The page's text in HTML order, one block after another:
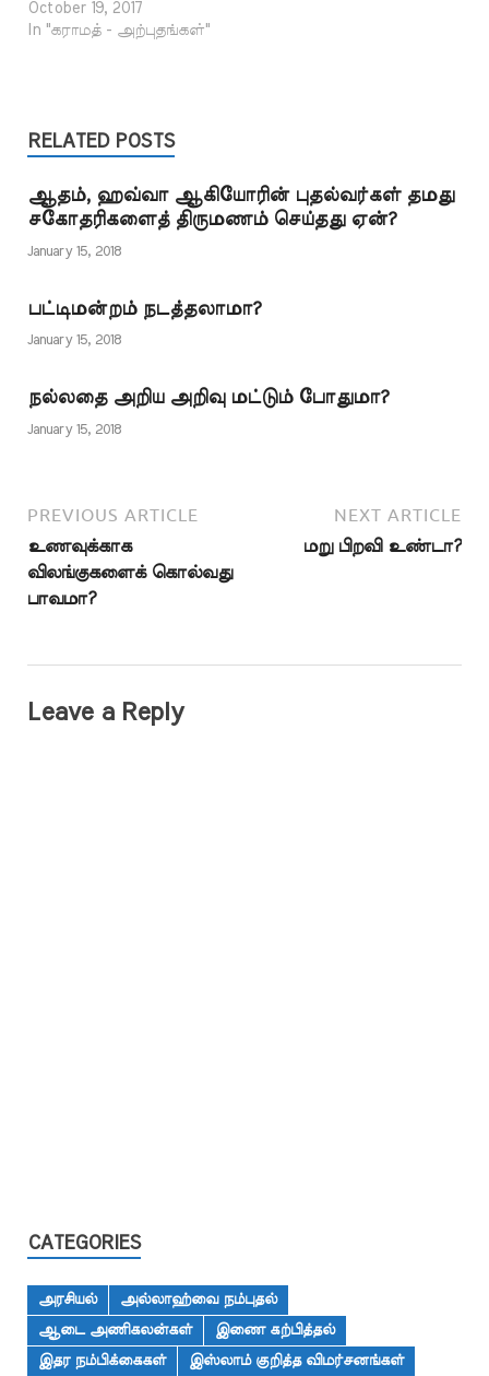
அரபி பதம் தெளிவாகத்
தெரியும் வகையில்
எடுத்துக் கொள்ளத்…
நடைகளும்
காணப்படுகின்றன.
ஓவ்வொரு…
எழுதப்பட்டிருப்பது
உண்மையா? ஃபைசல்
மீன் உடம்பில் லாயிலாஹ்
இல்லல்லாஹ் என்று
எழுதப்பட்டிருந்தது
என்றும், வானத்தில்
அல்லாஹ் என்ற
வார்த்தையின் வடிவில்
போன்று பல செய்திகள்
மக்களுக்கு மத்தியில்
வெளியிடப்படும் இது…
October 19, 2017
In "கராமத் - அற்புதங்கள்"
RELATED POSTS
ஆதம், ஹவ்வா ஆகியோரின் புதல்வர்கள் தமது
சகோதரிகளைத் திருமணம் செய்தது ஏன்?
January 15, 2018
பட்டிமன்றம் நடத்தலாமா?
January 15, 2018
நல்லதை அறிய அறிவு மட்டும் போதுமா?
January 15, 2018
PREVIOUS ARTICLE
உணவுக்காக
விலங்குகளைக் கொல்வது
பாவமா?
NEXT ARTICLE
மறு பிறவி உண்டா?
Leave a Reply
CATEGORIES
அரசியல்
அல்லாஹ்வை நம்புதல்
ஆடை அணிகலன்கள்
இணை கற்பித்தல்
இதர நம்பிக்கைகள்
இஸ்லாம் குறித்த விமர்சனங்கள்